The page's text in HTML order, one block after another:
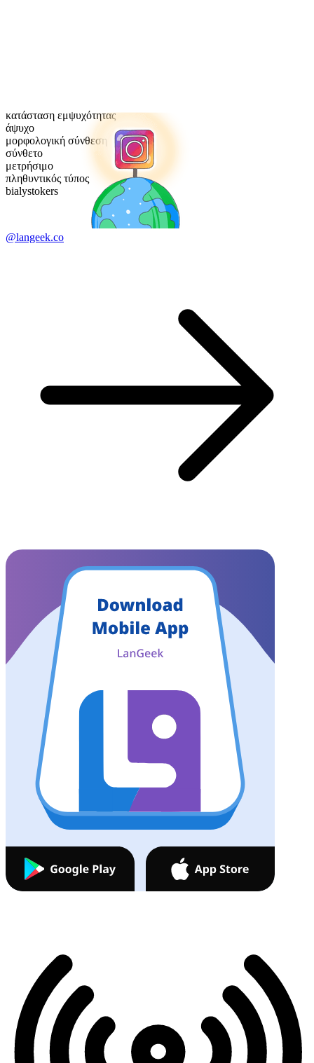
κατάσταση εμψυχότητας
άψυχο
μορφολογική σύνθεση
σύνθετο
μετρήσιμο
πληθυντικός τύπος
bialystokers
@langeek.co